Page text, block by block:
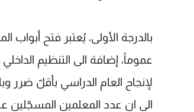
عموماً، إضافة الى التنظيم
لإنجاح العام الدراسي بأقلّ ضرر
الى ان عدد المعلمين المسجّلين